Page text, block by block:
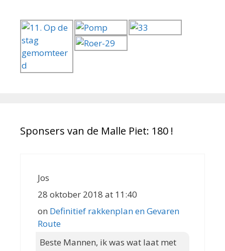
Sponsers van de Malle Piet: 180 !
Jos
28 oktober 2018 at 11:40
on Definitief rakkenplan en Gevaren
Route
Beste Mannen, ik was wat laat met